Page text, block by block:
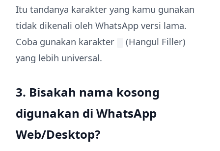
Itu tandanya karakter yang kamu gunakan
tidak dikenali oleh WhatsApp versi lama.
Coba gunakan karakter
(Hangul Filler)
yang lebih universal.
3. Bisakah nama kosong
digunakan di WhatsApp
Web/Desktop?